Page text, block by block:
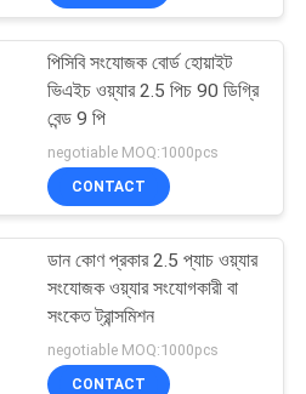
পিসিবি সংযোজক বোর্ড হোয়াইট
ভিএইচ ওয়্যার 2.5 পিচ 90 ডিগ্রি
বেন্ড 9 পি
negotiable MOQ:1000pcs
CONTACT
ডান কোণ প্রকার 2.5 প্যাচ ওয়্যার
সংযোজক ওয়্যার সংযোগকারী বা
সংকেত ট্রান্সমিশন
negotiable MOQ:1000pcs
CONTACT